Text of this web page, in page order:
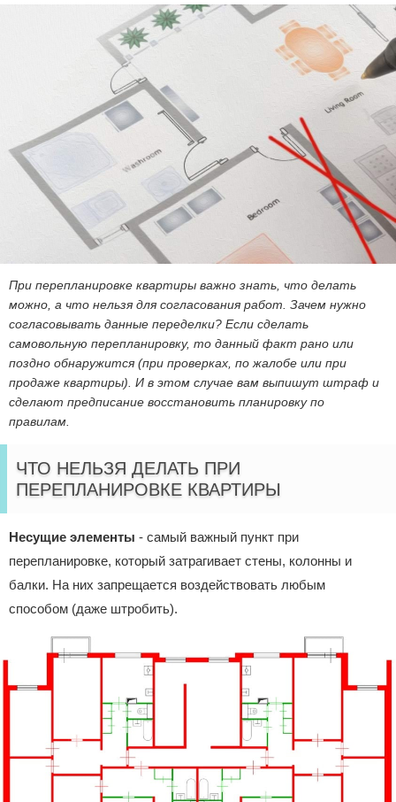
При перепланировке квартиры важно знать, что делать
можно, а что нельзя для согласования работ. Зачем нужно
согласовывать данные переделки? Если сделать
самовольную перепланировку, то данный факт рано или
поздно обнаружится (при проверках, по жалобе или при
продаже квартиры). И в этом случае вам выпишут штраф и
сделают предписание восстановить планировку по
правилам.
ЧТО НЕЛЬЗЯ ДЕЛАТЬ ПРИ
ПЕРЕПЛАНИРОВКЕ КВАРТИРЫ
Несущие элементы - самый важный пункт при
перепланировке, который затрагивает стены, колонны и
балки. На них запрещается воздействовать любым
способом (даже штробить).